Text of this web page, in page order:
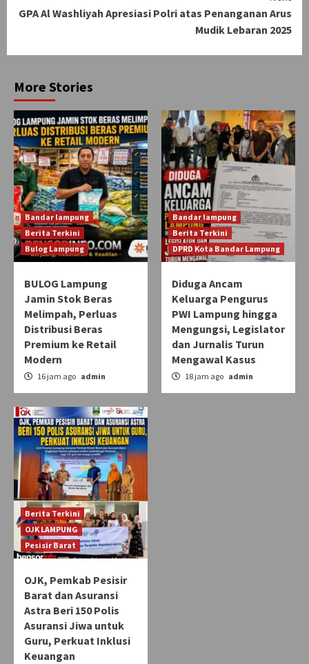
GPA Al Washliyah Apresiasi Polri atas Penanganan Arus
Mudik Lebaran 2025
More Stories
Bandar lampung
Berita Terkini
Bulog Lampung
BULOG Lampung
Jamin Stok Beras
Melimpah, Perluas
Distribusi Beras
Premium ke Retail
Modern
16 jam ago admin
Bandar lampung
Berita Terkini
DPRD Kota Bandar Lampung
Diduga Ancam
Keluarga Pengurus
PWI Lampung hingga
Mengungsi, Legislator
dan Jurnalis Turun
Mengawal Kasus
18 jam ago admin
Berita Terkini
OJK LAMPUNG
Pesisir Barat
OJK, Pemkab Pesisir
Barat dan Asuransi
Astra Beri 150 Polis
Asuransi Jiwa untuk
Guru, Perkuat Inklusi
Keuangan